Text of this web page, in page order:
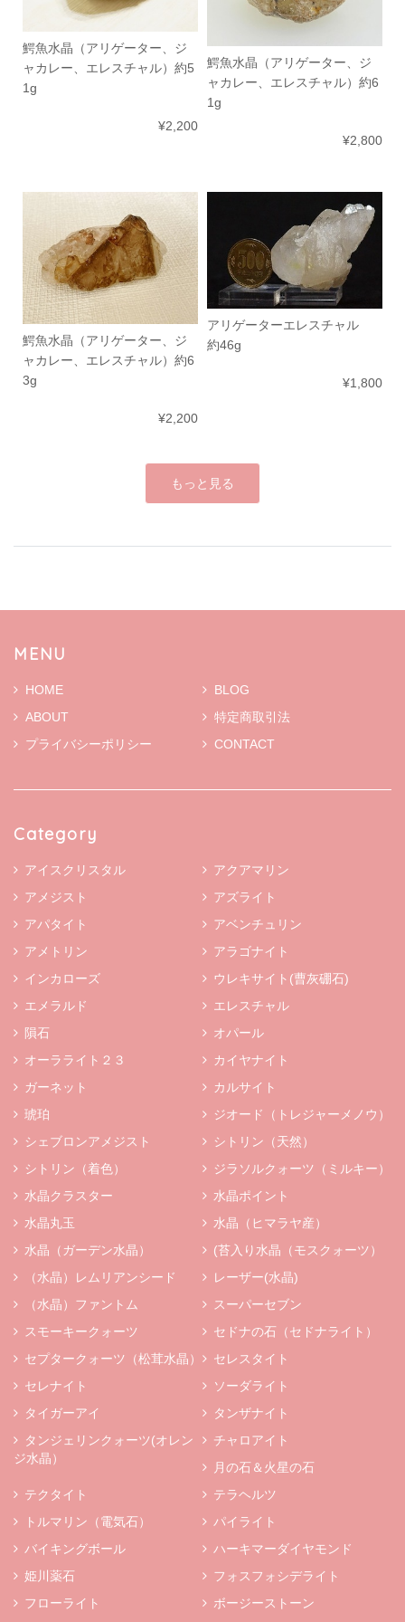
鰐魚水晶（アリゲーター、ジ
ャカレー、エレスチャル）約5
1g
¥2,200
鰐魚水晶（アリゲーター、ジ
ャカレー、エレスチャル）約6
1g
¥2,800
鰐魚水晶（アリゲーター、ジ
ャカレー、エレスチャル）約6
3g
¥2,200
アリゲーターエレスチャル
約46g
¥1,800
もっと見る
MENU
HOME
BLOG
ABOUT
特定商取引法
プライバシーポリシー
CONTACT
Category
アイスクリスタル
アクアマリン
アメジスト
アズライト
アパタイト
アベンチュリン
アメトリン
アラゴナイト
インカローズ
ウレキサイト(曹灰硼石)
エメラルド
エレスチャル
隕石
オパール
オーラライト２３
カイヤナイト
ガーネット
カルサイト
琥珀
ジオード（トレジャーメノウ）
シェブロンアメジスト
シトリン（天然）
シトリン（着色）
ジラソルクォーツ（ミルキー）
水晶クラスター
水晶ポイント
水晶丸玉
水晶（ヒマラヤ産）
水晶（ガーデン水晶）
(苔入り水晶（モスクォーツ）
（水晶）レムリアンシード
レーザー(水晶)
（水晶）ファントム
スーパーセブン
スモーキークォーツ
セドナの石（セドナライト）
セプタークォーツ（松茸水晶）
セレスタイト
セレナイト
ソーダライト
タイガーアイ
タンザナイト
タンジェリンクォーツ(オレン
ジ水晶）
チャロアイト
月の石＆火星の石
テクタイト
テラヘルツ
トルマリン（電気石）
パイライト
バイキングボール
ハーキマーダイヤモンド
姫川薬石
フォスフォシデライト
フローライト
ボージーストーン